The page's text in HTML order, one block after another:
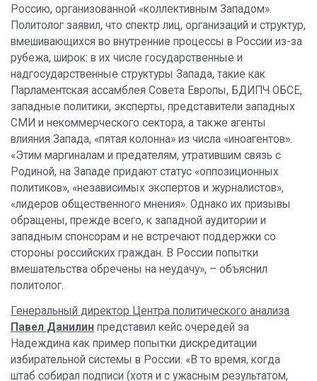
Россию, организованной «коллективным Западом».
Политолог заявил, что спектр лиц, организаций и структур,
вмешивающихся во внутренние процессы в России из-за
рубежа, широк: в их числе государственные и
надгосударственные структуры Запада, такие как
Парламентская ассамблея Совета Европы, БДИПЧ ОБСЕ,
западные политики, эксперты, представители западных
СМИ и некоммерческого сектора, а также агенты
влияния Запада, «пятая колонна» из числа «иноагентов».
«Этим маргиналам и предателям, утратившим связь с
Родиной, на Западе придают статус «оппозиционных
политиков», «независимых экспертов и журналистов»,
«лидеров общественного мнения». Однако их призывы
обращены, прежде всего, к западной аудитории и
западным спонсорам и не встречают поддержки со
стороны российских граждан. В России попытки
вмешательства обречены на неудачу», – объяснил
политолог.
Генеральный директор Центра политического анализа
Павел Данилин представил кейс очередей за
Надеждина как пример попытки дискредитации
избирательной системы в России. «В то время, когда
штаб собирал подписи (хотя и с ужасным результатом,